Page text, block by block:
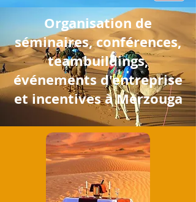
Organisation de
séminaires, conférences,
teambuildings,
événements d'entreprise
et incentives à Merzouga